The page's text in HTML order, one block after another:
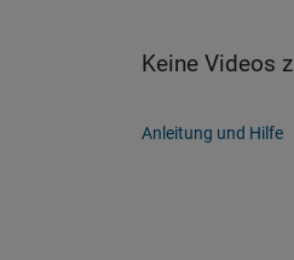
Keine Videos
Anleitung und Hilfe